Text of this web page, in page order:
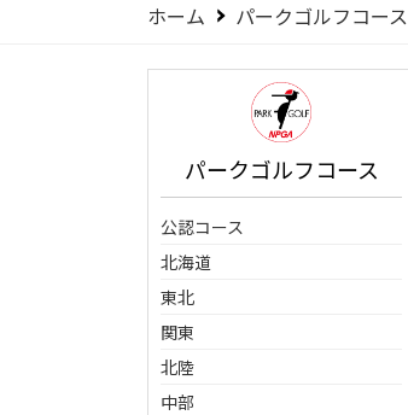
ホーム パークゴルフコース
パークゴルフコース
公認コース
北海道
東北
関東
北陸
中部